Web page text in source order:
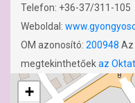
Telefon: +36-37/311-105
Weboldal:
OM azonosító: 200948 Az
megtekinthetőekaz
+